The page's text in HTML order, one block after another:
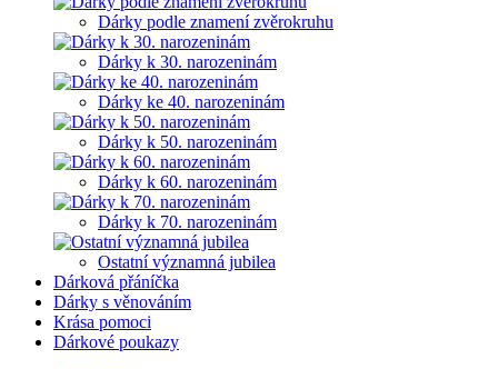
Dárky podle znamení zvěrokruhu
Dárky k 30. narozeninám
Dárky ke 40. narozeninám
Dárky k 50. narozeninám
Dárky k 60. narozeninám
Dárky k 70. narozeninám
Ostatní významná jubilea
Dárková přáníčka
Dárky s věnováním
Krása pomoci
Dárkové poukazy